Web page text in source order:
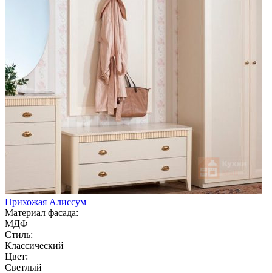
Прихожая Алиссум
Материал фасада:
МДФ
Стиль:
Классический
Цвет:
Светлый